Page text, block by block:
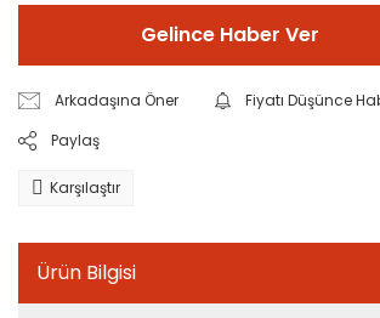
Gelince Haber Ver
Arkadaşına Öner
Fiyatı Düşünce
Paylaş
Karşılaştır
Ürün Bilgisi